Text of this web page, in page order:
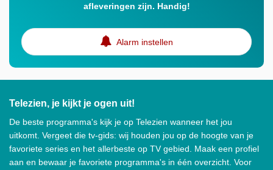
afleveringen zijn. Handig!
Alarm instellen
Telezien, je kijkt je ogen uit!
De beste programma's kijk je op Telezien wanneer het jou
uitkomt. Vergeet die tv-gids: wij houden jou op de hoogte van je
favoriete series en het allerbeste op TV gebied. Maak een profiel
aan en bewaar je favoriete programma's in één overzicht. Voor